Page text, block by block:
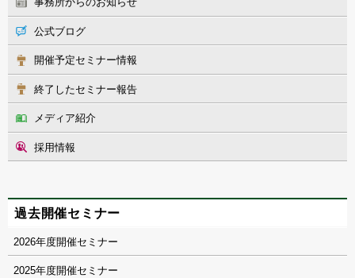
公式ブログ
開催予定セミナー情報
終了したセミナー報告
メディア紹介
採用情報
過去開催セミナー
2026
2025